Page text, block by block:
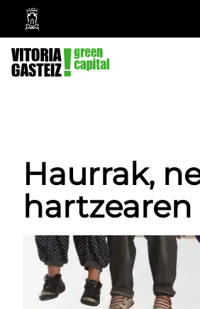
Vitoria-
Gasteizko
Udala
Haurrak,